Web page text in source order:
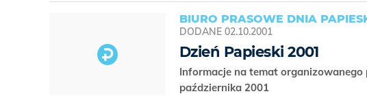
BIURO PRASOWE DNIA
DODANE 02.10.2001
Dzień Papieski 2001
Informacje na temat
października 2001